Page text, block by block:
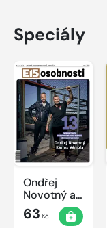
Speciály
Ondřej
Novotný a
Karlos
Vémola
63 Kč